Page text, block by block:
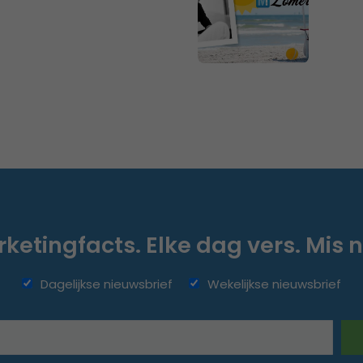
Elke dag vers. Mis
Dagelijkse nieuwsbrief Wekelijkse nieuwsbrief